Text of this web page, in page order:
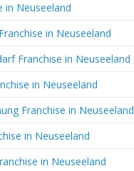
in Neuseeland
in Neuseeland
Franchise in Neuseeland
in Neuseeland
Franchise in Neuseeland
in Neuseeland
in Neuseeland